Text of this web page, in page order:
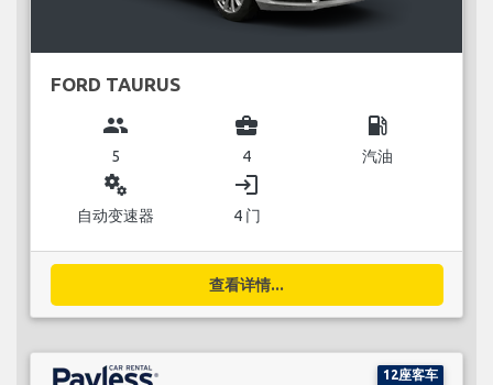
FORD TAURUS
group
5
business_center
4
local_gas_station
汽油
miscellaneous_services
自动变速器
login
4 门
查看详情...
12座客车